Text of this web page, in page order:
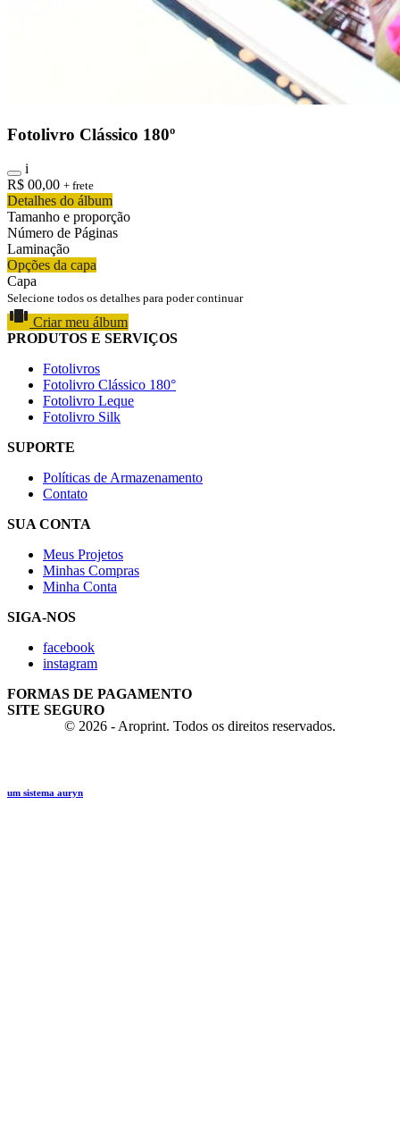
Fotolivro Clássico 180º
i
R$ 00,00 + frete
Detalhes do álbum
Tamanho e proporção
Número de Páginas
Laminação
Opções da capa
Capa
Selecione todos os detalhes para poder continuar
Criar meu álbum
PRODUTOS E SERVIÇOS
Fotolivros
Fotolivro Clássico 180°
Fotolivro Leque
Fotolivro Silk
SUPORTE
Políticas de Armazenamento
Contato
SUA CONTA
Meus Projetos
Minhas Compras
Minha Conta
SIGA-NOS
facebook
instagram
FORMAS DE PAGAMENTO
SITE SEGURO
© 2026 - Aroprint. Todos os direitos reservados.
um sistema auryn